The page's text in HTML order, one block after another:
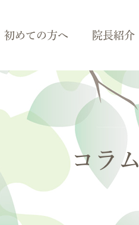
初めての方へ 院長紹介
コラム